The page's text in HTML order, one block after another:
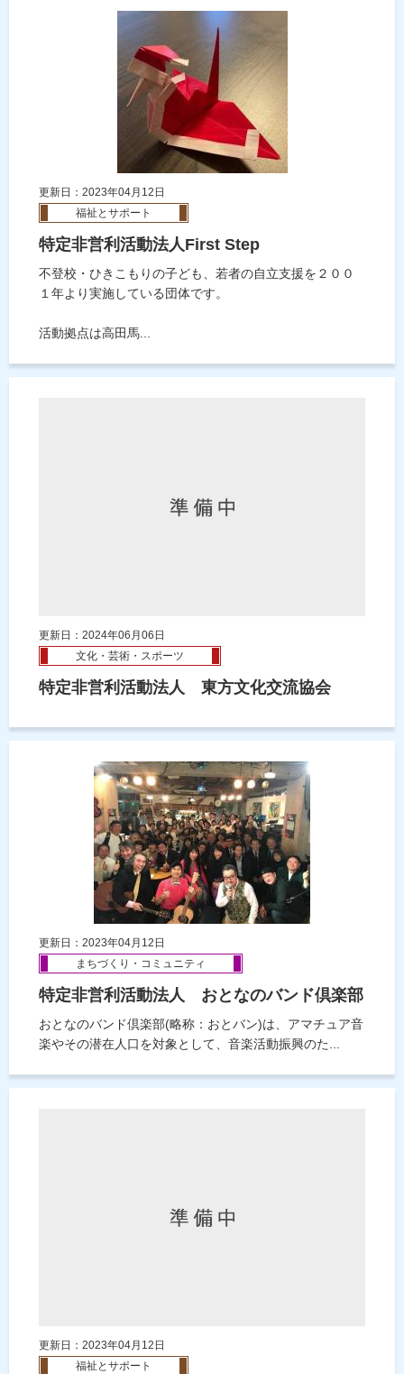
更新日：2023年04月12日
福祉とサポート
特定非営利活動法人First Step
不登校・ひきこもりの子ども、若者の自立支援を２００
１年より実施している団体です。
活動拠点は高田馬...
更新日：2024年06月06日
文化・芸術・スポーツ
特定非営利活動法人 東方文化交流協会
更新日：2023年04月12日
まちづくり・コミュニティ
特定非営利活動法人 おとなのバンド倶楽部
おとなのバンド倶楽部(略称：おとバン)は、アマチュア音
楽やその潜在人口を対象として、音楽活動振興のた...
更新日：2023年04月12日
福祉とサポート